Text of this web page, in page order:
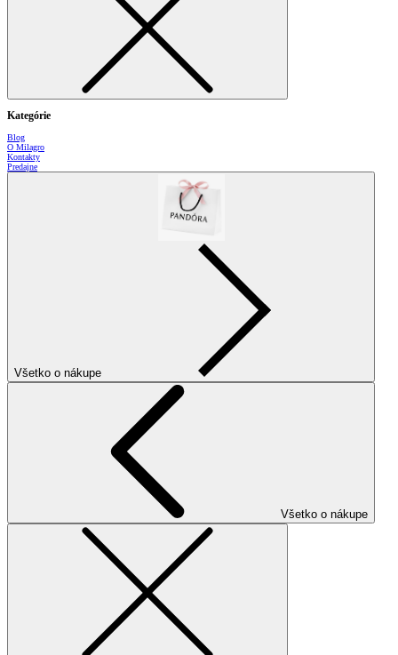
Kategórie
Blog
O Milagro
Kontakty
Predajne
Všetko o nákupe
Všetko o nákupe